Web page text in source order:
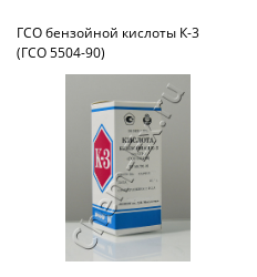
ГСО бензойной кислоты К-3
(ГСО 5504-90)